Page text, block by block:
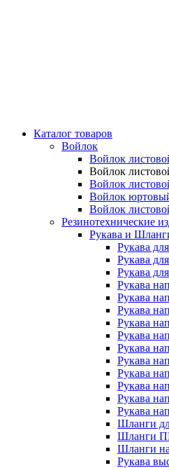
Каталог товаров
Войлок
Войлок
Войлок
Войлок
Войлок
Войлок
Резинотехнические
Рукава и
Рукава
Рукава
Рукава
Рукава
Рукава
Рукава
Рукава
Рукава
Рукава
Рукава
Рукава
Рукава
Рукава
Рукава
Шланги
Шланги
Шланги
Рукава